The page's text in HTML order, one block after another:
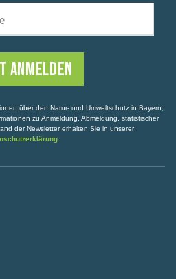
Ihre E-Mail-Adresse
über den Natur- und Umweltschutz in Bayern,
zu Anmeldung, Abmeldung, statistischer
der Newsletter erhalten Sie in unserer